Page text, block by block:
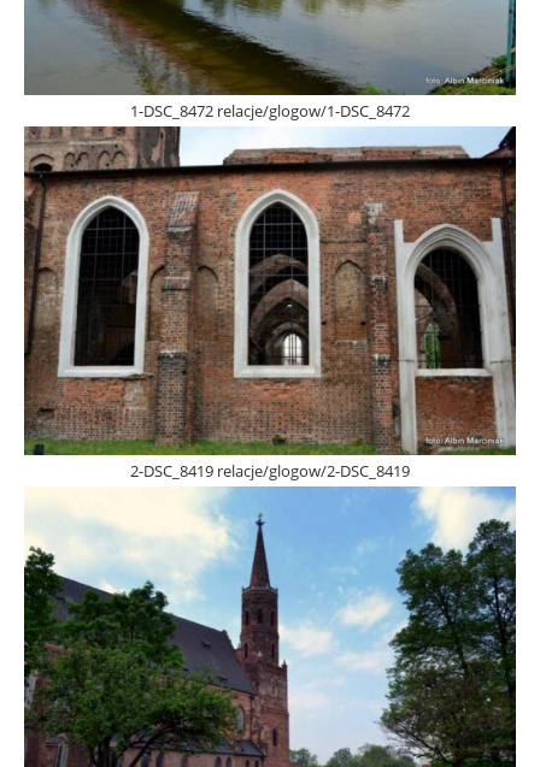
1-DSC_8472 relacje/glogow/1-DSC_8472
2-DSC_8419 relacje/glogow/2-DSC_8419